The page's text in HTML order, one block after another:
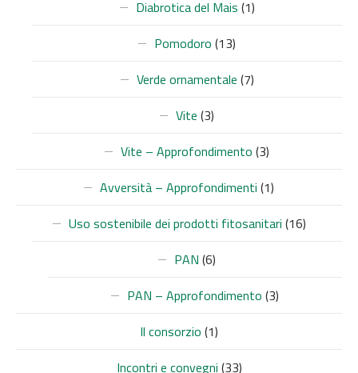
Diabrotica del Mais (1)
Pomodoro (13)
Verde ornamentale (7)
Vite (3)
Vite – Approfondimento (3)
Avversità – Approfondimenti (1)
Uso sostenibile dei prodotti fitosanitari (16)
PAN (6)
PAN – Approfondimento (3)
Il consorzio (1)
Incontri e convegni (33)